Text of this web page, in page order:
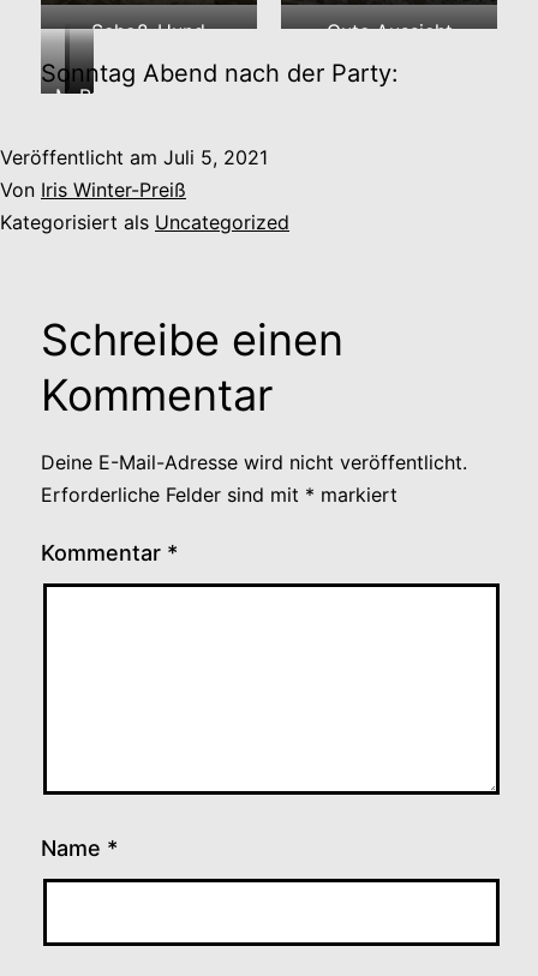
Schoß-Hund Gute Aussicht
Sonntag Abend nach der Party:
Müde
…
Warmen
Brüder
Kumpels
Veröffentlicht am Juli 5, 2021
Von Iris Winter-Preiß
Kategorisiert als Uncategorized
Schreibe einen
Kommentar
Deine E-Mail-Adresse wird nicht veröffentlicht.
Erforderliche Felder sind mit * markiert
Kommentar *
Name *